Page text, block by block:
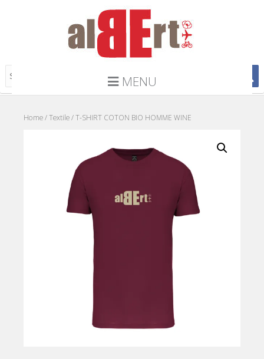
MENU
Home/Textile/ T-SHIRT COTON BIO HOMME WINE